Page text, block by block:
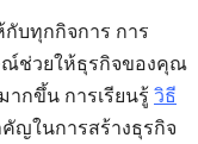
บทุกกิจการ การ
ณ์ช่วยให้ธุรกิจของคุณ
ากขึ้น การเรียนรู้ วิธี
ญในการสร้างธุรกิจ